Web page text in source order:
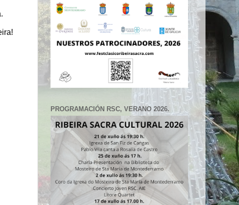
PROGRAMACIÓN RSC, VERANO 2026.